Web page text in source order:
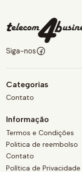
Siga-nos
Categorias
Contato
Informação
Termos e Condições
Politica de reembolso
Contato
Política de Privacidade